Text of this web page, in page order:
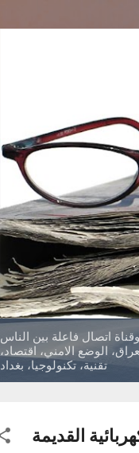
اتصال فاعلة بين الناس
الوضع الامني، اقتصاد،
تقنية، تكنولوجيا، بغداد
القديمة